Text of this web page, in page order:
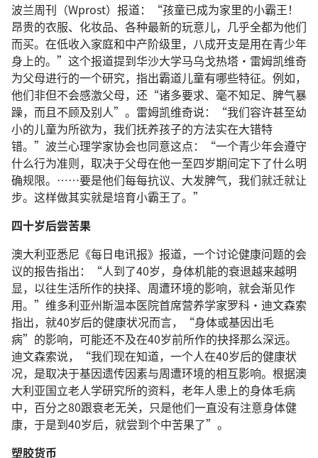
波兰周刊（Wprost）报道：“孩童已成为家里的小霸王！
昂贵的衣服、化妆品、各种最新的玩意儿，几乎全都为他们
而买。在低收入家庭和中产阶级里，八成开支是用在青少年
身上的。”这个报道提到华沙大学马乌戈热塔·雷姆凯维奇
为父母进行的一个研究，指出霸道儿童有哪些特征。例如，
他们非但不会感激父母，还“诸多要求、毫不知足、脾气暴
躁，而且不顾及别人”。雷姆凯维奇说：“我们容许甚至幼
小的儿童为所欲为，我们抚养孩子的方法实在大错特
错。”波兰心理学家协会也同意这点：“一个青少年会遵守
什么行为准则，取决于父母在他一至四岁期间定下了什么明
确规限。……要是他们每每抗议、大发脾气，我们就迁就让
步。这样做其实就是培育小霸王了。”
四十岁后尝苦果
澳大利亚悉尼《每日电讯报》报道，一个讨论健康问题的会
议的报告指出：“人到了40岁，身体机能的衰退越来越明
显，以往生活所作的抉择、周遭环境的影响，就会渐见作
用。”维多利亚州斯温本医院首席营养学家罗科·迪文森索
指出，就40岁后的健康状况而言，“身体或基因出毛
病”的影响，可能还不及在40岁前所作的抉择那么深远。
迪文森索说，“我们现在知道，一个人在40岁后的健康状
况，是取决于基因遗传因素与周遭环境的相互影响。根据澳
大利亚国立老人学研究所的资料，老年人患上的身体毛病
中，百分之80跟衰老无关，只是他们一直没有注意身体健
康，于是到40岁后，就尝到个中苦果了”。
塑胶货币